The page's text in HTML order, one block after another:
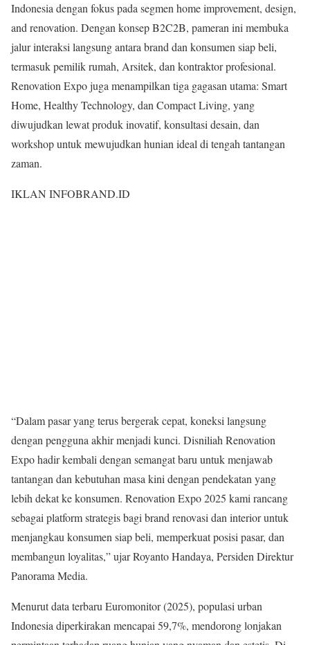
Indonesia dengan fokus pada segmen home improvement, design,
and renovation. Dengan konsep B2C2B, pameran ini membuka
jalur interaksi langsung antara brand dan konsumen siap beli,
termasuk pemilik rumah, Arsitek, dan kontraktor profesional.
Renovation Expo juga menampilkan tiga gagasan utama: Smart
Home, Healthy Technology, dan Compact Living, yang
diwujudkan lewat produk inovatif, konsultasi desain, dan
workshop untuk mewujudkan hunian ideal di tengah tantangan
zaman.
IKLAN INFOBRAND.ID
“Dalam pasar yang terus bergerak cepat, koneksi langsung
dengan pengguna akhir menjadi kunci. Disniliah Renovation
Expo hadir kembali dengan semangat baru untuk menjawab
tantangan dan kebutuhan masa kini dengan pendekatan yang
lebih dekat ke konsumen. Renovation Expo 2025 kami rancang
sebagai platform strategis bagi brand renovasi dan interior untuk
menjangkau konsumen siap beli, memperkuat posisi pasar, dan
membangun loyalitas,” ujar Royanto Handaya, Persiden Direktur
Panorama Media.
Menurut data terbaru Euromonitor (2025), populasi urban
Indonesia diperkirakan mencapai 59,7%, mendorong lonjakan